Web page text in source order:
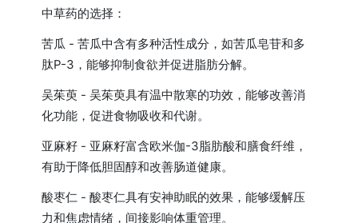
中草药的选择：
苦瓜 - 苦瓜中含有多种活性成分，如苦瓜皂苷和多
肽P-3，能够抑制食欲并促进脂肪分解。
吴茱萸 - 吴茱萸具有温中散寒的功效，能够改善消
化功能，促进食物吸收和代谢。
亚麻籽 - 亚麻籽富含欧米伽-3脂肪酸和膳食纤维，
有助于降低胆固醇和改善肠道健康。
酸枣仁 - 酸枣仁具有安神助眠的效果，能够缓解压
力和焦虑情绪，间接影响体重管理。